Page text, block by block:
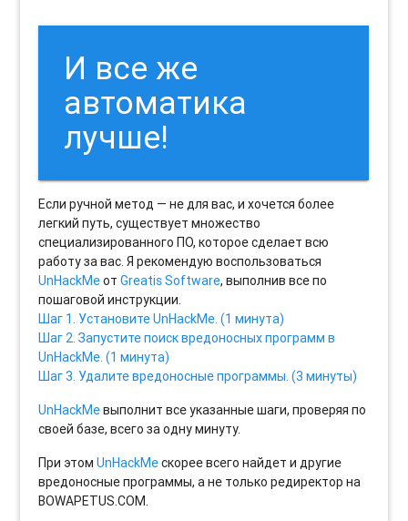
И все же
автоматика
лучше!
Если ручной метод — не для вас, и хочется более
легкий путь, существует множество
специализированного ПО, которое сделает всю
работу за вас. Я рекомендую воспользоваться
UnHackMeотGreatis Software, выполнив все по
пошаговой инструкции.
Шаг 1. Установите UnHackMe. (1 минута)
Шаг 2. Запустите поиск вредоносных программ в
UnHackMe. (1 минута)
Шаг 3. Удалите вредоносные программы. (3 минуты)
UnHackMeвыполнит все указанные шаги, проверяя по
своей базе, всего за одну минуту.
При этомUnHackMeскорее всего найдет и другие
вредоносные программы, а не только редиректор на
BOWAPETUS.COM.